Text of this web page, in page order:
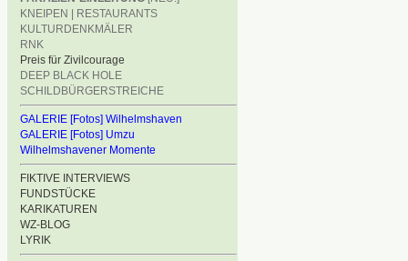
KNEIPEN | RESTAURANTS
KULTURDENKMÄLER
RNK
Preis für Zivilcourage
DEEP BLACK HOLE
SCHILDBÜRGERSTREICHE
GALERIE [Fotos] Wilhelmshaven
GALERIE [Fotos] Umzu
Wilhelmshavener Momente
FIKTIVE INTERVIEWS
FUNDSTÜCKE
KARIKATUREN
WZ-BLOG
LYRIK